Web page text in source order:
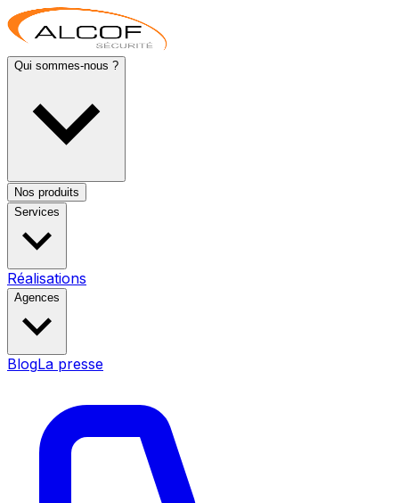
Qui sommes-nous ?
Nos produits
Services
Réalisations
Agences
BlogLa presse